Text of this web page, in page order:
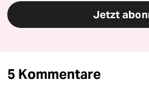
Jetzt
5 Kommentare